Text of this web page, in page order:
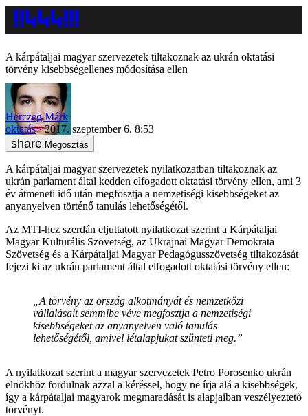
A kárpátaljai magyar szervezetek tiltakoznak az ukrán oktatási
törvény kisebbségellenes módosítása ellen
Herczeg Márk
oktatás
2017. szeptember 6. 8:53
Megosztás
A kárpátaljai magyar szervezetek nyilatkozatban tiltakoznak az
ukrán parlament által kedden elfogadott oktatási törvény ellen, ami 3
év átmeneti idő után megfosztja a nemzetiségi kisebbségeket az
anyanyelven történő tanulás lehetőségétől.
Az MTI-hez szerdán eljuttatott nyilatkozat szerint a Kárpátaljai
Magyar Kulturális Szövetség, az Ukrajnai Magyar Demokrata
Szövetség és a Kárpátaljai Magyar Pedagógusszövetség tiltakozását
fejezi ki az ukrán parlament által elfogadott oktatási törvény ellen:
„A törvény az ország alkotmányát és nemzetközi
vállalásait semmibe véve megfosztja a nemzetiségi
kisebbségeket az anyanyelven való tanulás
lehetőségétől, amivel létalapjukat szünteti meg.”
A nyilatkozat szerint a magyar szervezetek Petro Porosenko ukrán
elnökhöz fordulnak azzal a kéréssel, hogy ne írja alá a kisebbségek,
így a kárpátaljai magyarok megmaradását is alapjaiban veszélyeztető
törvényt.